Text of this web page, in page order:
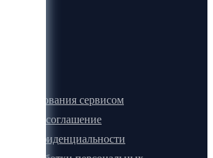
пользования сервисом
соглашение
конфиденциальности